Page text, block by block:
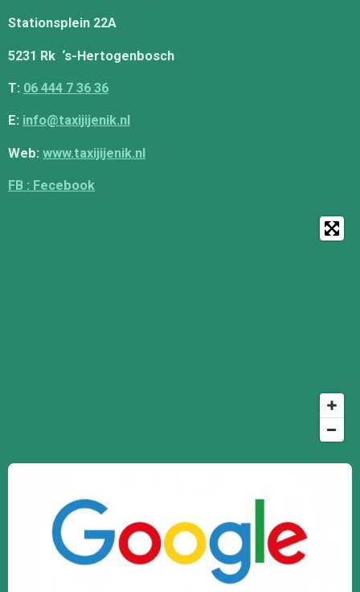
Stationsplein 22A
5231 Rk ‘s-Hertogenbosch
T: 06 444 7 36 36
E: info@taxijijenik.nl
Web: www.taxijijenik.nl
FB : Fecebook